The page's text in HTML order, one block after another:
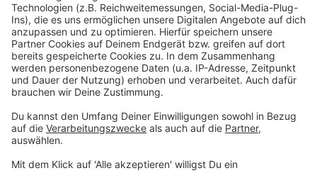
Anzeige
Wichtig: Bei allem was in den sozialen Medien geteilt
wird, sollte man eine Portion Skepsis haben.
Wichtigster Check ist der Quellencheck. Wer hat es
zuerst geteilt, steht möglicherweise eine Absicht
dahinter? Gibt es Belege? Haben seriöse Medien und
sollten gestellt werden. Man kann auch Bilder oder